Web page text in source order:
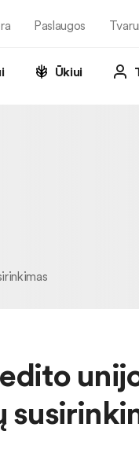
Paslaugos
Ūkiui